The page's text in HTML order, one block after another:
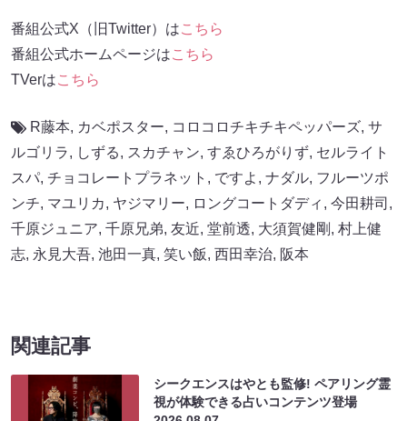
番組公式X（旧Twitter）はこちら
番組公式ホームページはこちら
TVerはこちら
R藤本, カベポスター, コロコロチキチキペッパーズ, サ
ルゴリラ, しずる, スカチャン, すゑひろがりず, セルライト
スパ, チョコレートプラネット , ですよ , ナダル, フルーツポ
ンチ, マユリカ, ヤジマリー, ロングコートダディ , 今田耕司 ,
千原ジュニア, 千原兄弟, 友近, 堂前透, 大須賀健剛 , 村上健
志, 永見大吾, 池田一真, 笑い飯, 西田幸治, 阪本
関連記事
シークエンスはやとも監修! ペアリング霊
視が体験できる占いコンテンツ登場